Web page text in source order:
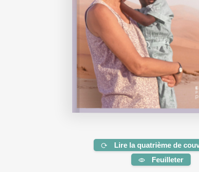
Lire la quatrième de
Feuilleter